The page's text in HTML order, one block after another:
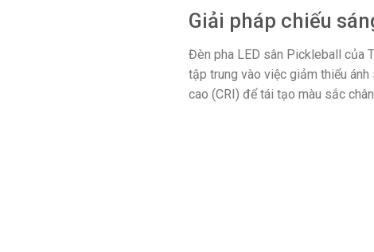
Giải pháp chiếu
Đèn pha LED sân Pickleball của
tập trung vào việc giảm thiểu
cao (CRI) để tái tạo màu sắc